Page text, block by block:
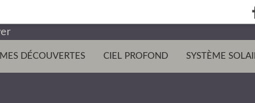
MES DÉCOUVERTES CIEL PROFOND SYSTÈME